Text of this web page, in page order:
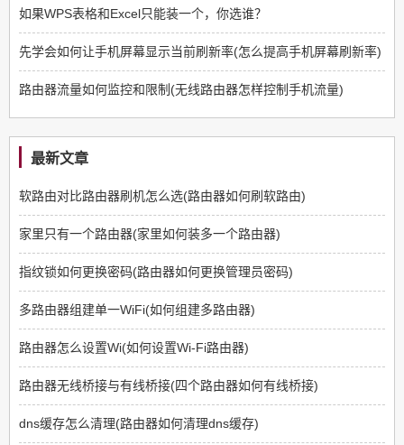
如果WPS表格和Excel只能装一个，你选谁？
先学会如何让手机屏幕显示当前刷新率(怎么提高手机屏幕刷新率)
路由器流量如何监控和限制(无线路由器怎样控制手机流量)
最新文章
软路由对比路由器刷机怎么选(路由器如何刷软路由)
家里只有一个路由器(家里如何装多一个路由器)
指纹锁如何更换密码(路由器如何更换管理员密码)
多路由器组建单一WiFi(如何组建多路由器)
路由器怎么设置Wi(如何设置Wi-Fi路由器)
路由器无线桥接与有线桥接(四个路由器如何有线桥接)
dns缓存怎么清理(路由器如何清理dns缓存)